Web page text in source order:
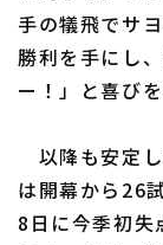
手の犠飛でサ
勝利を手にし
ー！」と喜び
以降も安定
は開幕から26
8日に今季初失